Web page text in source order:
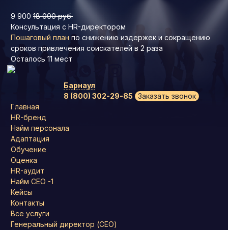
9 900 18 000 руб.
Консультация с HR-директором
Пошаговый план по снижению издержек и сокращению
сроков привлечения соискателей в 2 раза
Осталось 11 мест
Барнаул
8 (800) 302-29-85
Заказать звонок
Главная
HR-бренд
Найм персонала
Адаптация
Обучение
Оценка
HR-аудит
Найм СЕО -1
Кейсы
Контакты
Все услуги
Генеральный директор (CEO)